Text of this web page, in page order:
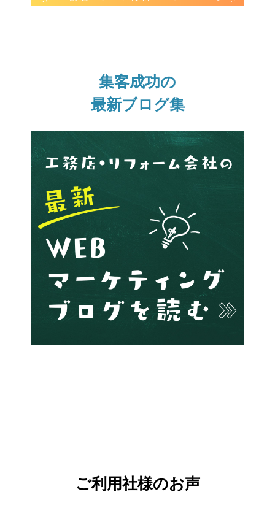
集客成功の
最新ブログ集
ご利用社様のお声